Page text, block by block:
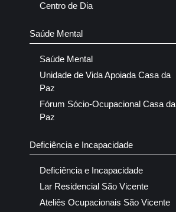
Centro de Dia
Saúde Mental
Saúde Mental
Unidade de Vida Apoiada Casa da
Paz
Fórum Sócio-Ocupacional Casa da
Paz
Deficiência e Incapacidade
Deficiência e Incapacidade
Lar Residencial São Vicente
Ateliês Ocupacionais São Vicente